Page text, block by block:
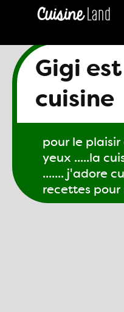
Gigi
cuisine
pour le
yeux .....la
....... j'adore
recettes pour